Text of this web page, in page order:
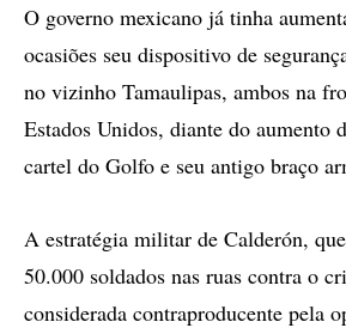
O governo mexicano já tinha
ocasiões seu dispositivo de
no vizinho Tamaulipas, ambos na
Estados Unidos, diante do aumento
cartel do Golfo e seu antigo braço
A estratégia militar de Calderón,
50.000 soldados nas ruas contra o
considerada contraproducente pela